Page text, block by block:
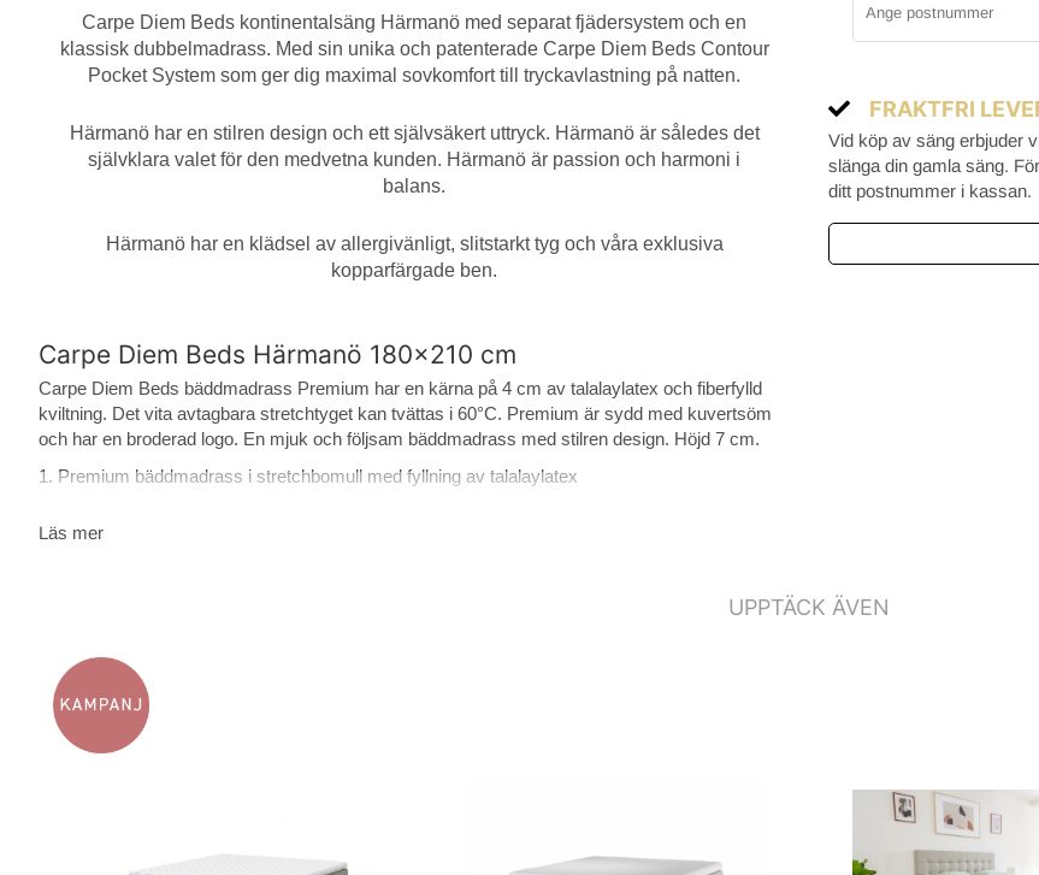
Carpe Diem Beds kontinentalsäng Härmanö med separat fjädersystem och en
klassisk dubbelmadrass. Med sin unika och patenterade Carpe Diem Beds Contour
Pocket System som ger dig maximal sovkomfort till tryckavlastning på natten.
Härmanö har en stilren design och ett självsäkert uttryck. Härmanö är således det
självklara valet för den medvetna kunden. Härmanö är passion och harmoni i
balans.
Härmanö har en klädsel av allergivänligt, slitstarkt tyg och våra exklusiva
kopparfärgade ben.
Carpe Diem Beds Härmanö 180x210 cm
Carpe Diem Beds bäddmadrass Premium har en kärna på 4 cm av talalaylatex och fiberfylld
kviltning. Det vita avtagbara stretchtyget kan tvättas i 60°C. Premium är sydd med kuvertsöm
och har en broderad logo. En mjuk och följsam bäddmadrass med stilren design. Höjd 7 cm.
1. Premium bäddmadrass i stretchbomull med fyllning av talalaylatex
Höjd inkl. bäddmadrass: 51 cm
Rekommenderad benhöjd: 13 cm
Läs mer
FRAKTFRI
Vid köp av säng erbjuder
slänga din gamla säng.
ditt postnummer i kassan.
UPPTÄCK ÄVEN